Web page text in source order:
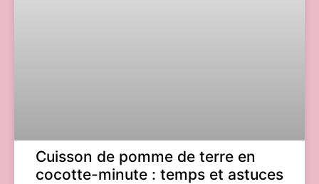
Cuisson de pomme de terre en
cocotte-minute : temps et astuces